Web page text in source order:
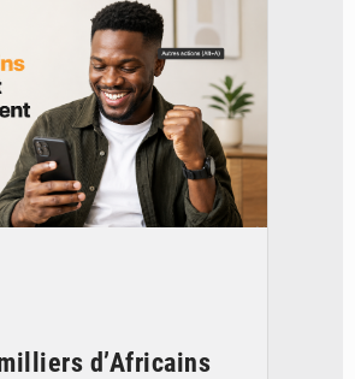
d’Africains